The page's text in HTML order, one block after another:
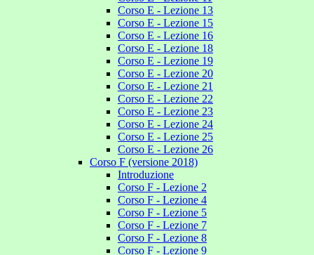
Corso E - Lezione 13
Corso E - Lezione 15
Corso E - Lezione 16
Corso E - Lezione 18
Corso E - Lezione 19
Corso E - Lezione 20
Corso E - Lezione 21
Corso E - Lezione 22
Corso E - Lezione 23
Corso E - Lezione 24
Corso E - Lezione 25
Corso E - Lezione 26
Corso F (versione 2018)
Introduzione
Corso F - Lezione 2
Corso F - Lezione 4
Corso F - Lezione 5
Corso F - Lezione 7
Corso F - Lezione 8
Corso F - Lezione 9